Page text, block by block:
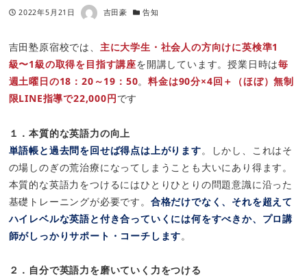
投稿日
2022年5月21日 著者 吉田豪 カテゴリー
告知
吉田塾原宿校では、 主に大学生・社会人の方向けに英検準1
級〜1級の取得を目指す講座を開講しています。授業日時は毎
週土曜日の18：20～19：50。料金は90分×4回＋（ほぼ）無制
限LINE指導で22,000円です
１．本質的な英語力の向上
単語帳と過去問を回せば得点は上がります。しかし、これはそ
の場しのぎの荒治療になってしまうことも大いにあり得ます。
本質的な英語力をつけるにはひとりひとりの問題意識に沿った
基礎トレーニングが必要です。 合格だけでなく、それを超えて
ハイレベルな英語と付き合っていくには何をすべきか、プロ講
師がしっかりサポート・コーチします。
２．自分で英語力を磨いていく力をつける